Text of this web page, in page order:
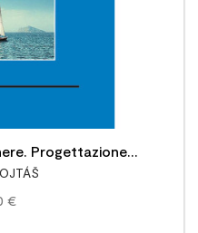
Progettazione
tra storia,
innovative
€